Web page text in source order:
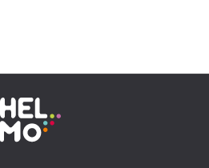
Haute École Libre Mosane